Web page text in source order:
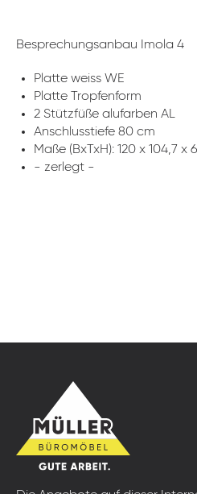
Besprechungsanbau Imola 4
Platte weiss WE
Platte Tropfenform
2 Stützfüße alufarben AL
Anschlusstiefe 80 cm
Maße (BxTxH): 120 x 104,7 x
- zerlegt -